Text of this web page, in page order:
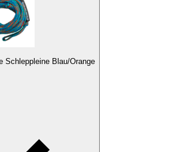
Schleppleine Blau/Orange